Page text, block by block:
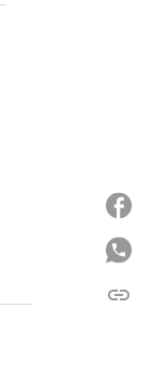
link